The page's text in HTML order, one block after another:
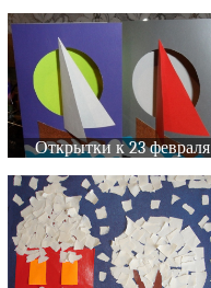
Открытки к 23 февраля